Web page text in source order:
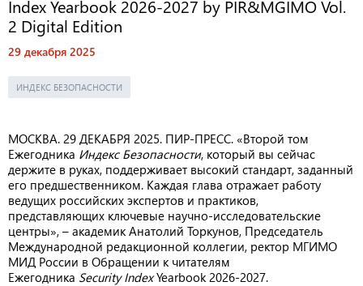
Index Yearbook 2026-2027 by PIR&MGIMO Vol.
2 Digital Edition
29 декабря 2025
ИНДЕКС БЕЗОПАСНОСТИ
МОСКВА. 29 ДЕКАБРЯ 2025. ПИР-ПРЕСС. «Второй том
Ежегодника Индекс Безопасности, который вы сейчас
держите в руках, поддерживает высокий стандарт, заданный
его предшественником. Каждая глава отражает работу
ведущих российских экспертов и практиков,
представляющих ключевые научно-исследовательские
центры», – академик Анатолий Торкунов, Председатель
Международной редакционной коллегии, ректор МГИМО
МИД России в Обращении к читателям
Ежегодника Security IndexYearbook 2026-2027.